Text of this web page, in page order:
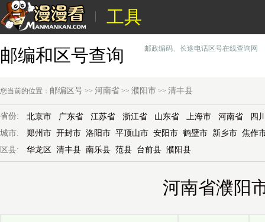
工具
邮编和区号查询
邮政编码、长途电话区号在线查询网
您当前的位置： 邮编区号 >> 河南省 >> 濮阳市 >> 清丰县
省份: 北京市 广东省 江苏省 浙江省 山东省 上海市 河南省
四
城市:
郑州市 开封市 洛阳市 平顶山市 安阳市 鹤壁市 新乡市 焦作
区县:
华龙区 清丰县 南乐县 范县 台前县 濮阳县
河南省濮阳